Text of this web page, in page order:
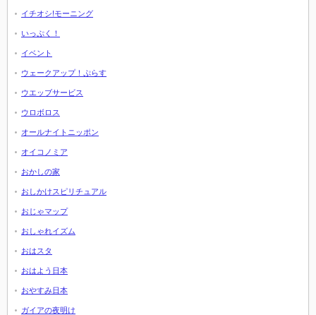
イチオシ!モーニング
いっぷく！
イベント
ウェークアップ！ぷらす
ウエッブサービス
ウロボロス
オールナイトニッポン
オイコノミア
おかしの家
おしかけスピリチュアル
おじゃマップ
おしゃれイズム
おはスタ
おはよう日本
おやすみ日本
ガイアの夜明け